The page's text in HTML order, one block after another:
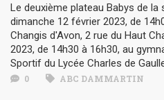
Le deuxième plateau Babys de la
dimanche 12 février 2023, de
Changis d'Avon, 2 rue du Haut
2023, de 14h30 à 16h30, au
Sportif du Lycée Charles de
0 ABC DAMMARTIN